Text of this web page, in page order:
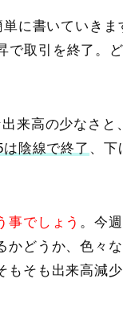
に書いていきま
で取引を終了。
来高の少なさと
は陰線で終了 、下
事でしょう 。今
どうか、色々
そも出来高減